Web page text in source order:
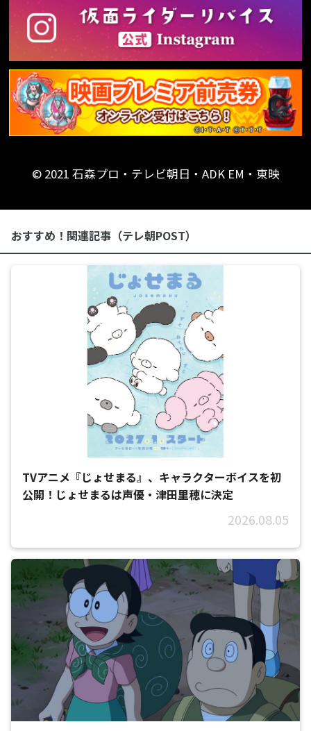
© 2021 石森プロ・テレビ朝日・ADK EM・東映
おすすめ！関連記事（テレ朝POST）
TVアニメ『じょせまる』、キャラクターボイスを初
公開！じょせまるは声優・津田里穂に決定
2026.08.05